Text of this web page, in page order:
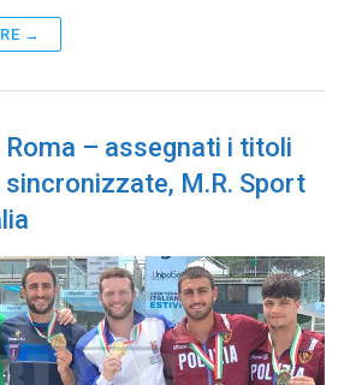
→
– assegnati i titoli
M.R. Sport